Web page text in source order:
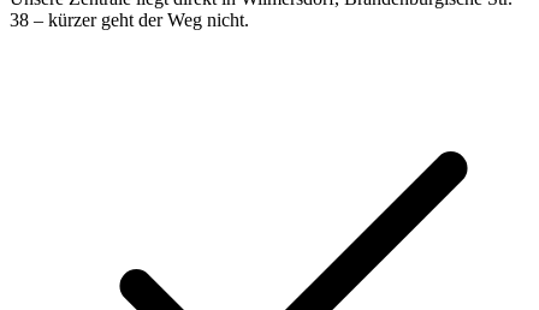
38 – kürzer geht der Weg nicht.